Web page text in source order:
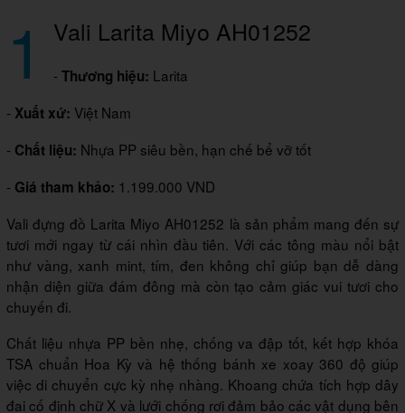
1 Vali Larita Miyo AH01252
- Thương hiệu: Larita
- Xuất xứ: Việt Nam
- Chất liệu: Nhựa PP siêu bền, hạn chế bể vỡ tốt
- Giá tham khảo: 1.199.000 VND
Vali đựng đồ Larita Miyo AH01252 là sản phẩm mang đến sự
tươi mới ngay từ cái nhìn đầu tiên. Với các tông màu nổi bật
như vàng, xanh mint, tím, đen không chỉ giúp bạn dễ dàng
nhận diện giữa đám đông mà còn tạo cảm giác vui tươi cho
chuyến đi.
Chất liệu nhựa PP bền nhẹ, chống va đập tốt, kết hợp khóa
TSA chuẩn Hoa Kỳ và hệ thống bánh xe xoay 360 độ giúp
việc di chuyển cực kỳ nhẹ nhàng. Khoang chứa tích hợp dây
đai cố định chữ X và lưới chống rơi đảm bảo các vật dụng bên